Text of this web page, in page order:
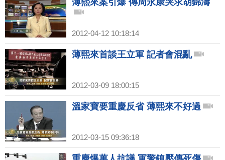
薄熙來案引爆 傳周永康哭求胡錦濤
2012-04-12 10:18:14
薄熙來首談王立軍 記者會混亂
2012-03-09 18:00:15
溫家寶要重慶反省 薄熙來不好過
2012-03-15 09:36:18